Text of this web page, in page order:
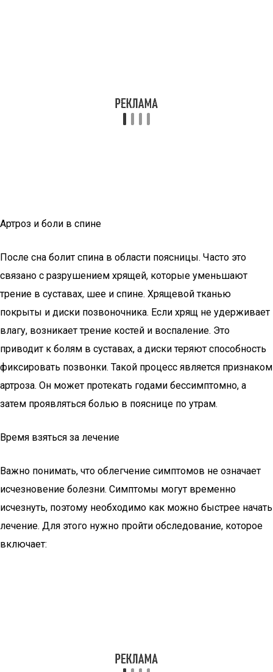
Артроз и боли в спине
После сна болит спина в области поясницы. Часто это
связано с разрушением хрящей, которые уменьшают
трение в суставах, шее и спине. Хрящевой тканью
покрыты и диски позвоночника. Если хрящ не удерживает
влагу, возникает трение костей и воспаление. Это
приводит к болям в суставах, а диски теряют способность
фиксировать позвонки. Такой процесс является признаком
артроза. Он может протекать годами бессимптомно, а
затем проявляться болью в пояснице по утрам.
Время взяться за лечение
Важно понимать, что облегчение симптомов не означает
исчезновение болезни. Симптомы могут временно
исчезнуть, поэтому необходимо как можно быстрее начать
лечение. Для этого нужно пройти обследование, которое
включает: